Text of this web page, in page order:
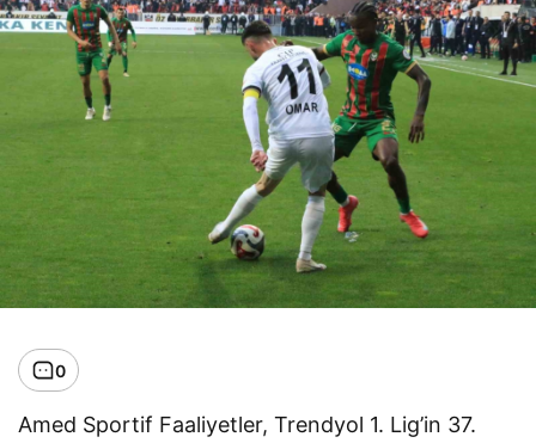
0
Amed Sportif Faaliyetler, Trendyol 1. Lig’in 37.